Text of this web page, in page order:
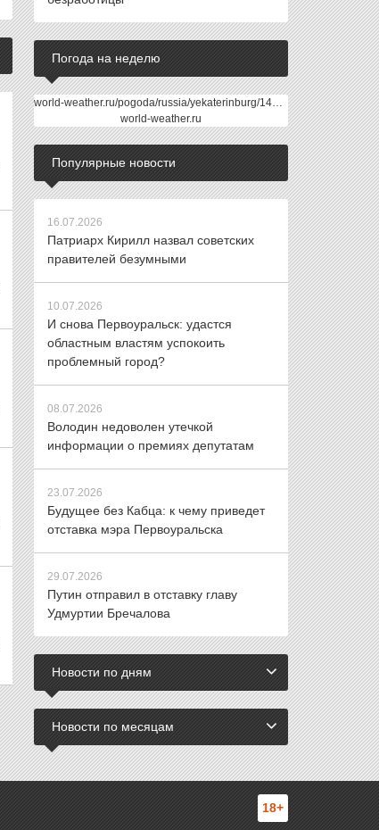
Погода на неделю
world-weather.ru/pogoda/russia/yekaterinburg/14days/
world-weather.ru
Популярные новости
16.07.2026
Патриарх Кирилл назвал советских
правителей безумными
10.07.2026
И снова Первоуральск: удастся
областным властям успокоить
проблемный город?
08.07.2026
Володин недоволен утечкой
информации о премиях депутатам
23.07.2026
Будущее без Кабца: к чему приведет
отставка мэра Первоуральска
29.07.2026
Путин отправил в отставку главу
Удмуртии Бречалова
Новости по дням
Новости по месяцам
18+